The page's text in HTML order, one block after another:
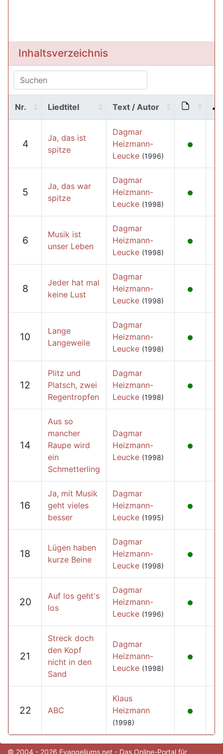
Inhaltsverzeichnis
Nr. Liedtitel Text / Autor
4
Ja, das ist
spitze
Dagmar
Heizmann-
Leucke (1996)
5
Ja, das war
spitze
Dagmar
Heizmann-
Leucke (1998)
6
Musik ist
unser Leben
Dagmar
Heizmann-
Leucke (1998)
8
Jeder hat mal
keine Lust
Dagmar
Heizmann-
Leucke (1998)
10
Lange
Langeweile
Dagmar
Heizmann-
Leucke (1998)
12
Plitz und
Platsch, zwei
Regentropfen
Dagmar
Heizmann-
Leucke (1998)
14
Aus so
mancher
Raupe wird
ein
Schmetterling
Dagmar
Heizmann-
Leucke (1998)
16
Ja, mit Musik
geht vieles
besser
Dagmar
Heizmann-
Leucke (1995)
18
Lügen haben
kurze Beine
Dagmar
Heizmann-
Leucke (1998)
20
Auf los geht's
los
Dagmar
Heizmann-
Leucke (1996)
21
Streck doch
den Kopf
nicht in den
Sand
Dagmar
Heizmann-
Leucke (1998)
22 ABC
Klaus
Heizmann
(1998)
© 2004 - 2026 Evangeliums.net - Das Online-Portal für